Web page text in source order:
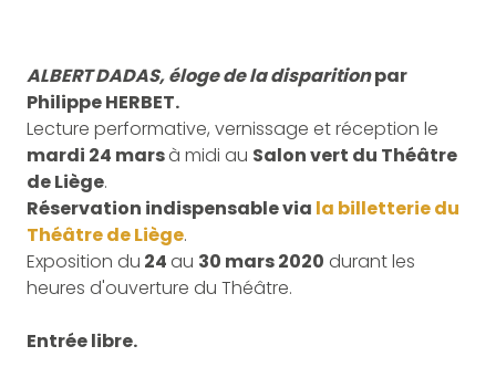
ALBERT DADAS, éloge de la disparitionpar
Philippe HERBET.
Lecture performative, vernissage et réception le
mardi 24 marsà midi au Salon vert du Théâtre
de Liège.
Réservation indispensable via la billetterie du
Théâtre de Liège.
Exposition du 24au 30 mars 2020 durant les
heures d'ouverture du Théâtre.
Entrée libre.